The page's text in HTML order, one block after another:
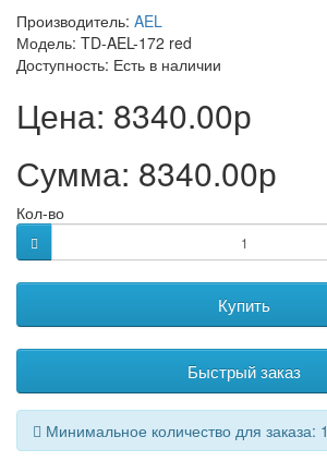
Производитель: AEL
Модель: TD-AEL-172 red
Доступность: Есть в наличии
Цена: 8340.00р
Сумма: 8340.00р
Кол-во
Купить
Быстрый заказ
Минимальное количество для заказа: 1